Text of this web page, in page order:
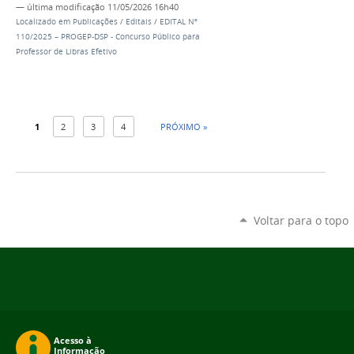
— última modificação 11/05/2026 16h40
Localizado em Publicações / Editais / EDITAL Nº
110/2025 – PROGEP-DSP - Concurso Público para
Professor de Libras Efetivo
1 2 3 4 PRÓXIMO »
Voltar para o topo